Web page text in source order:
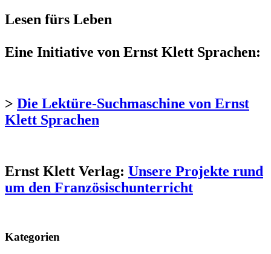
Lesen fürs Leben
Eine Initiative von Ernst Klett Sprachen:
> Die Lektüre-Suchmaschine von Ernst
Klett Sprachen
Ernst Klett Verlag: Unsere Projekte rund
um den Französischunterricht
Kategorien